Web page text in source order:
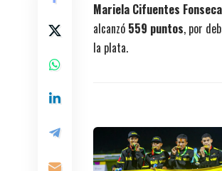
Mariela Cifuentes Fonseca
alcanzó 559 puntos, por
la plata.